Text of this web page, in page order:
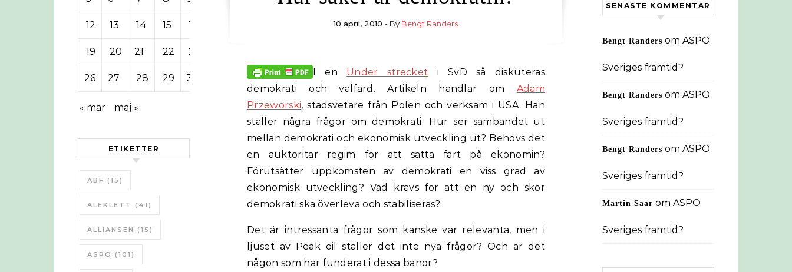
12 13 14 15 16
19 20 21 22 23
26 27 28 29 30
« mar maj »
ETIKETTER
ABF (15)
ALEKLETT (41)
ALLIANSEN (15)
ASPO (101)
10 april, 2010 - By Bengt Randers
I en Under strecket i SvD så diskuteras
demokrati och välfärd. Artikeln handlar om Adam
Przeworski, stadsvetare från Polen och verksam i USA. Han
ställer några frågor om demokrati. Hur ser sambandet ut
mellan demokrati och ekonomisk utveckling ut? Behövs det
en auktoritär regim för att sätta fart på ekonomin?
Förutsätter uppkomsten av demokrati en viss grad av
ekonomisk utveckling? Vad krävs för att en ny och skör
demokrati ska överleva och stabiliseras?
Det är intressanta frågor som kanske var relevanta, men i
ljuset av Peak oil ställer det inte nya frågor? Och är det
någon som har funderat i dessa banor?
SENASTE KOMMENTAR
Bengt Randers om ASPO
Sveriges framtid?
Bengt Randers om ASPO
Sveriges framtid?
Bengt Randers om ASPO
Sveriges framtid?
Martin Saar om ASPO
Sveriges framtid?